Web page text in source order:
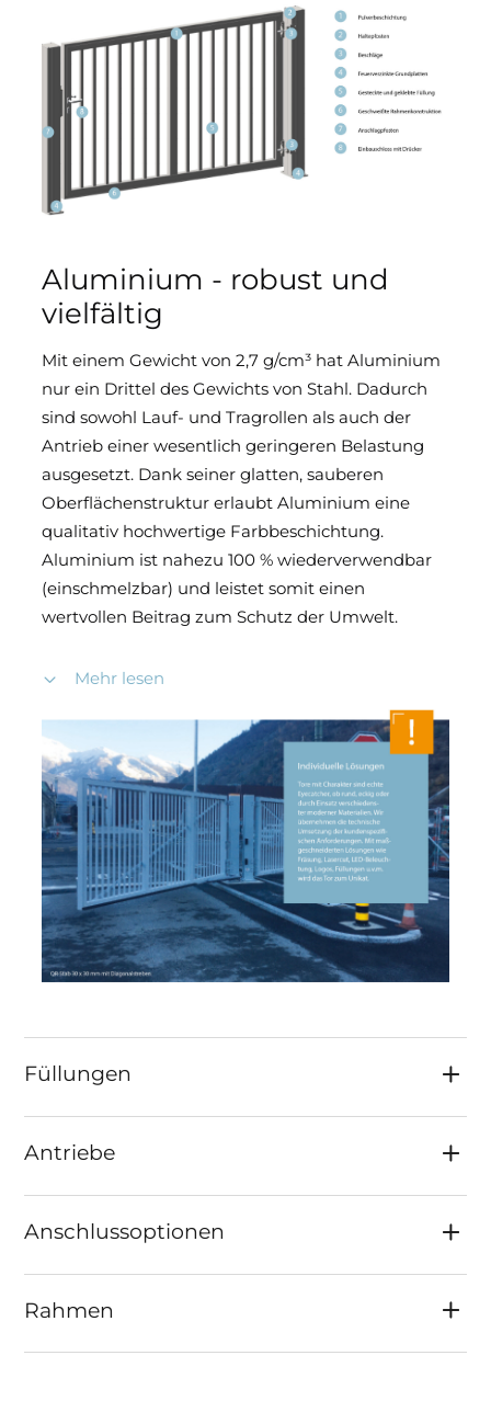
Aluminium - robust und
vielfältig
Mit einem Gewicht von 2,7 g/cm³ hat Aluminium
nur ein Drittel des Gewichts von Stahl. Dadurch
sind sowohl Lauf- und Tragrollen als auch der
Antrieb einer wesentlich geringeren Belastung
ausgesetzt. Dank seiner glatten, sauberen
Oberflächenstruktur erlaubt Aluminium eine
qualitativ hochwertige Farbbeschichtung.
Aluminium ist nahezu 100 % wiederverwendbar
(einschmelzbar) und leistet somit einen
wertvollen Beitrag zum Schutz der Umwelt.
Geschweißte Rahmenkonstruktion aus
Aluminium (Laufschiene und Rahmen siehe
Torflügel mit Kämpfern in Rahmenstärke.
Füllungen werden in die Segmente
eingesetzt.
Obergurt serienmäßig mit Alu-
Führungsleiste für Rollenführung.
Verbindung von vorderem und hinterem
Laufrollenstation (Stahl).
Zentrische Zahnstange im
Einlauf- und Haltepfosten mit Grundplatte
zweigeteilt geliefert. Gesamtes
Befestigungsmaterial zur Kopplung ist
enthalten.
Max. 250 Zyklen/Tag bei Toren bis 12 m.
Optisch und technisch kombinierbar mit
weiteren Produkten aus unserem Sortiment
Mehr lesen
Füllungen
Antriebe
Anschlussoptionen
Rahmen